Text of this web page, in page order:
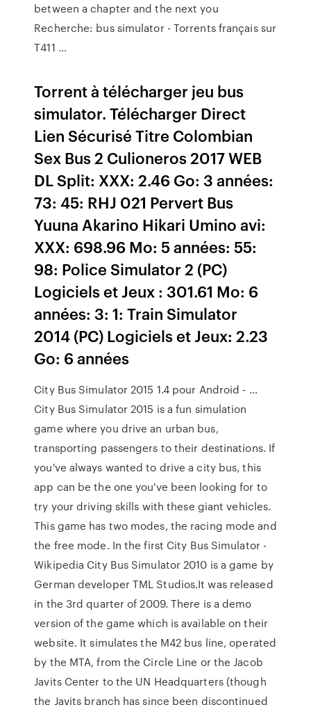
between a chapter and the next you
Recherche: bus simulator - Torrents français sur
T411 ...
Torrent à télécharger jeu bus
simulator. Télécharger Direct
Lien Sécurisé Titre Colombian
Sex Bus 2 Culioneros 2017 WEB
DL Split: XXX: 2.46 Go: 3 années:
73: 45: RHJ 021 Pervert Bus
Yuuna Akarino Hikari Umino avi:
XXX: 698.96 Mo: 5 années: 55:
98: Police Simulator 2 (PC)
Logiciels et Jeux : 301.61 Mo: 6
années: 3: 1: Train Simulator
2014 (PC) Logiciels et Jeux: 2.23
Go: 6 années
City Bus Simulator 2015 1.4 pour Android - …
City Bus Simulator 2015 is a fun simulation
game where you drive an urban bus,
transporting passengers to their destinations. If
you've always wanted to drive a city bus, this
app can be the one you've been looking for to
try your driving skills with these giant vehicles.
This game has two modes, the racing mode and
the free mode. In the first City Bus Simulator -
Wikipedia City Bus Simulator 2010 is a game by
German developer TML Studios.It was released
in the 3rd quarter of 2009. There is a demo
version of the game which is available on their
website. It simulates the M42 bus line, operated
by the MTA, from the Circle Line or the Jacob
Javits Center to the UN Headquarters (though
the Javits branch has since been discontinued